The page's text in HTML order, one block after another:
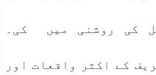
کی روشنی میں کی۔
کے اکثر واقعات اور